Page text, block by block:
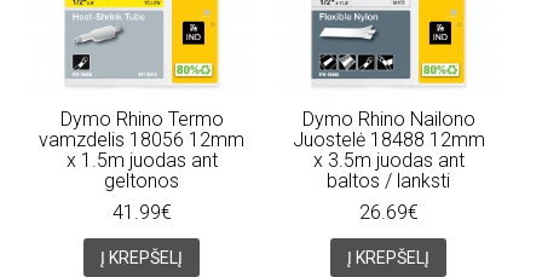
Dymo Rhino Termo
vamzdelis 18056 12mm
x 1.5m juodas ant
geltonos
41.99€
Į KREPŠELĮ
Dymo Rhino Nailono
Juostelė 18488 12mm
x 3.5m juodas ant
baltos / lanksti
26.69€
Į KREPŠELĮ